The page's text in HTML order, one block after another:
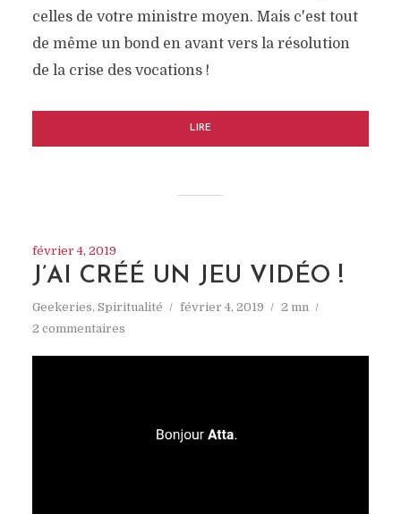
celles de votre ministre moyen. Mais c'est tout
de même un bond en avant vers la résolution
de la crise des vocations !
LIRE
février 4, 2019
J’AI CRÉÉ UN JEU VIDÉO !
Geekeries, Spiritualité février 4, 2019
2 mn
2 commentaires